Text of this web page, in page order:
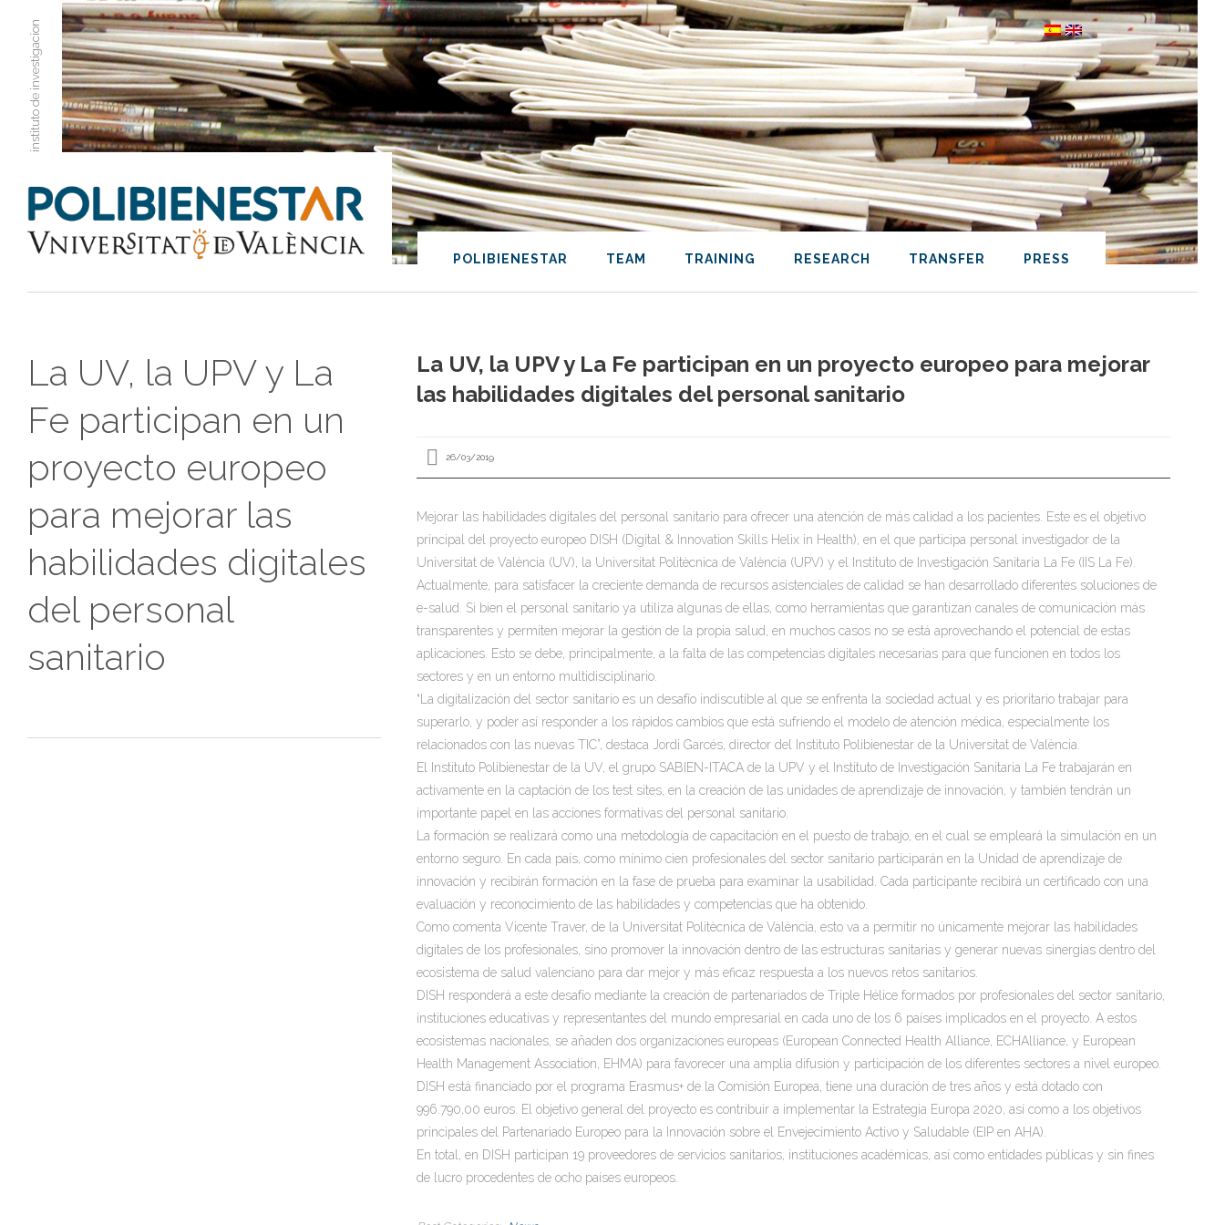
instituto de investigacion
POLIBIENESTAR TEAM TRAINING RESEARCH TRANSFER PRESS
La UV, la UPV y La
Fe participan en un
proyecto europeo
para mejorar las
habilidades digitales
del personal
sanitario
La UV, la UPV y La Fe participan en un proyecto europeo para mejorar
las habilidades digitales del personal sanitario
26/03/2019
Mejorar las habilidades digitales del personal sanitario para ofrecer una atención de más calidad a los pacientes. Este es el objetivo
principal del proyecto europeo DISH (Digital & Innovation Skills Helix in Health), en el que participa personal investigador de la
Universitat de València (UV), la Universitat Politècnica de València (UPV) y el Instituto de Investigación Sanitaria La Fe (IIS La Fe).
Actualmente, para satisfacer la creciente demanda de recursos asistenciales de calidad se han desarrollado diferentes soluciones de
e-salud. Si bien el personal sanitario ya utiliza algunas de ellas, como herramientas que garantizan canales de comunicación más
transparentes y permiten mejorar la gestión de la propia salud, en muchos casos no se está aprovechando el potencial de estas
aplicaciones. Esto se debe, principalmente, a la falta de las competencias digitales necesarias para que funcionen en todos los
sectores y en un entorno multidisciplinario.
“La digitalización del sector sanitario es un desafío indiscutible al que se enfrenta la sociedad actual y es prioritario trabajar para
superarlo, y poder así responder a los rápidos cambios que está sufriendo el modelo de atención médica, especialmente los
relacionados con las nuevas TIC”, destaca Jordi Garcés, director del Instituto Polibienestar de la Universitat de València.
El Instituto Polibienestar de la UV, el grupo SABIEN-ITACA de la UPV y el Instituto de Investigación Sanitaria La Fe trabajarán en
activamente en la captación de los test sites, en la creación de las unidades de aprendizaje de innovación, y también tendrán un
importante papel en las acciones formativas del personal sanitario.
La formación se realizará como una metodología de capacitación en el puesto de trabajo, en el cual se empleará la simulación en un
entorno seguro. En cada país, como mínimo cien profesionales del sector sanitario participarán en la Unidad de aprendizaje de
innovación y recibirán formación en la fase de prueba para examinar la usabilidad. Cada participante recibirá un certificado con una
evaluación y reconocimiento de las habilidades y competencias que ha obtenido.
Como comenta Vicente Traver, de la Universitat Politècnica de València, esto va a permitir no únicamente mejorar las habilidades
digitales de los profesionales, sino promover la innovación dentro de las estructuras sanitarias y generar nuevas sinergias dentro del
ecosistema de salud valenciano para dar mejor y más eficaz respuesta a los nuevos retos sanitarios.
DISH responderá a este desafío mediante la creación de partenariados de Triple Hélice formados por profesionales del sector sanitario,
instituciones educativas y representantes del mundo empresarial en cada uno de los 6 países implicados en el proyecto. A estos
ecosistemas nacionales, se añaden dos organizaciones europeas (European Connected Health Alliance, ECHAlliance, y European
Health Management Association, EHMA) para favorecer una amplia difusión y participación de los diferentes sectores a nivel europeo.
DISH está financiado por el programa Erasmus+ de la Comisión Europea, tiene una duración de tres años y está dotado con
996.790,00 euros. El objetivo general del proyecto es contribuir a implementar la Estrategia Europa 2020, así como a los objetivos
principales del Partenariado Europeo para la Innovación sobre el Envejecimiento Activo y Saludable (EIP en AHA).
En total, en DISH participan 19 proveedores de servicios sanitarios, instituciones académicas, así como entidades públicas y sin fines
de lucro procedentes de ocho países europeos.